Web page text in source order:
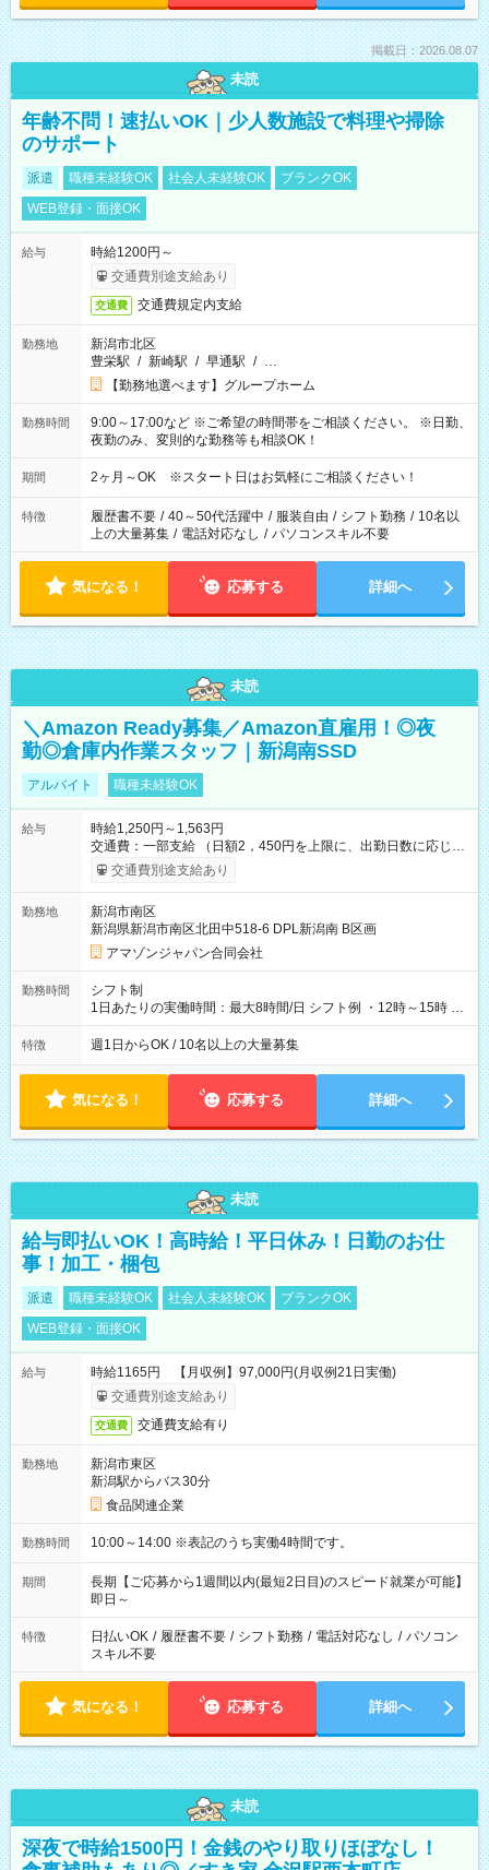
掲載日：2026.08.07
未読
年齢不問！速払いOK｜少人数施設で料理や掃除
のサポート
派遣 職種未経験OK 社会人未経験OK
ブランクOK
WEB登録・面接OK
給与
時給1200円～
交通費別途支給あり
交通費 交通費規定内支給
勤務地
新潟市北区
豊栄駅 / 新崎駅 / 早通駅 / …
【勤務地選べます】グループホーム
勤務時間
9:00～17:00など ※ご希望の時間帯をご相談ください。 ※日勤、
夜勤のみ、変則的な勤務等も相談OK！
期間 2ヶ月～OK ※スタート日はお気軽にご相談ください！
特徴 履歴書不要 / 40～50代活躍中 / 服装自由 / シフト勤務 / 10名以
上の大量募集 / 電話対応なし / パソコンスキル不要
気になる！ 応募する 詳細へ
未読
＼Amazon Ready募集／Amazon直雇用！◎夜
勤◎倉庫内作業スタッフ｜新潟南SSD
アルバイト 職種未経験OK
給与
時給1,250円～1,563円
交通費：一部支給 （日額2，450円を上限に、出勤日数に応じて
実費支給） ※22:00～翌5:00までは時給25%UP！ ■給与前払い
制度あり ※前払い額の上限あり、手数料無料（Amazon負担）
交通費別途支給あり
勤務地
新潟市南区
新潟県新潟市南区北田中518-6 DPL新潟南 B区画
アマゾンジャパン合同会社
勤務時間
シフト制
1日あたりの実働時間：最大8時間/日 シフト例 ・12時～15時 入
社後、就業可能シフトをご確認の上、申請してください。
特徴 週1日からOK / 10名以上の大量募集
気になる！ 応募する 詳細へ
未読
給与即払いOK！高時給！平日休み！日勤のお仕
事！加工・梱包
派遣 職種未経験OK 社会人未経験OK
ブランクOK
WEB登録・面接OK
給与
時給1165円 【月収例】97,000円(月収例21日実働)
交通費別途支給あり
交通費 交通費支給有り
勤務地
新潟市東区
新潟駅からバス30分
食品関連企業
勤務時間 10:00～14:00 ※表記のうち実働4時間です。
期間
長期【ご応募から1週間以内(最短2日目)のスピード就業が可能】
即日～
特徴 日払いOK / 履歴書不要 / シフト勤務 / 電話対応なし / パソコン
スキル不要
気になる！ 応募する 詳細へ
未読
深夜で時給1500円！金銭のやり取りほぼなし！